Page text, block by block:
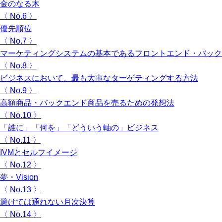
金のなる木
〈 No.6 〉
優先順位
〈 No.7 〉
マーケティングシステムの基本であるフロントエンド・バッ
〈 No.8 〉
ビジネスにおいて、最も大事なターゲティングする方法
〈 No.9 〉
高額商品・バックエンド商品を売るための発想法
〈 No.10 〉
「誰に」「何を」「どういう軸の」ビジネス
〈 No.11 〉
IVMとセルフイメージ
〈 No.12 〉
夢・Vision
〈 No.13 〉
避けては通れない月次決算
〈 No.14 〉